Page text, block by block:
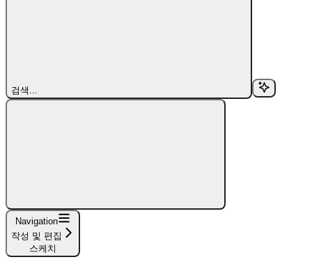
검색...
Navigation
작성 및 편집
스케치